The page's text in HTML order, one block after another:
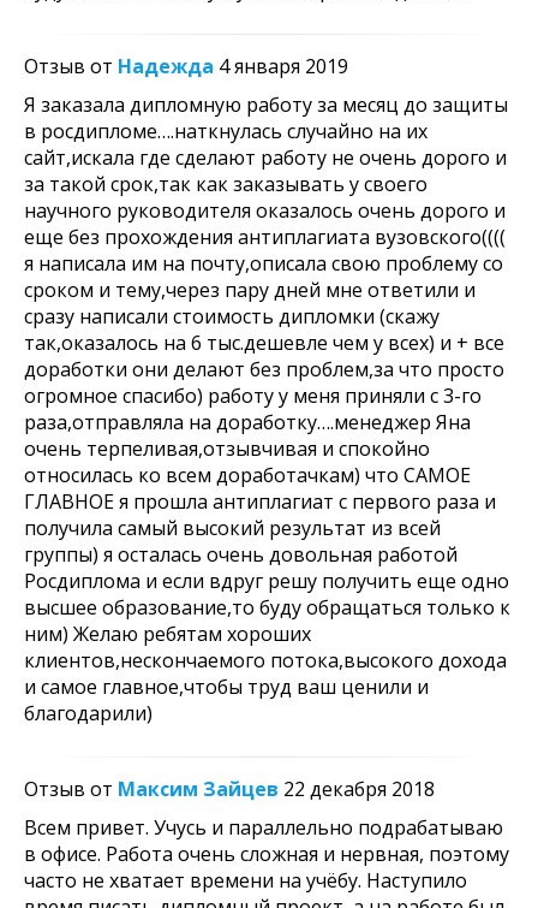
Отзыв от Надежда 4 января 2019
Я заказала дипломную работу за месяц до защиты
в росдипломе….наткнулась случайно на их
сайт,искала где сделают работу не очень дорого и
за такой срок,так как заказывать у своего
научного руководителя оказалось очень дорого и
еще без прохождения антиплагиата вузовского((((
я написала им на почту,описала свою проблему со
сроком и тему,через пару дней мне ответили и
сразу написали стоимость дипломки (скажу
так,оказалось на 6 тыс.дешевле чем у всех) и + все
доработки они делают без проблем,за что просто
огромное спасибо) работу у меня приняли с 3-го
раза,отправляла на доработку….менеджер Яна
очень терпеливая,отзывчивая и спокойно
относилась ко всем доработачкам) что САМОЕ
ГЛАВНОЕ я прошла антиплагиат с первого раза и
получила самый высокий результат из всей
группы) я осталась очень довольная работой
Росдиплома и если вдруг решу получить еще одно
высшее образование,то буду обращаться только к
ним) Желаю ребятам хороших
клиентов,нескончаемого потока,высокого дохода
и самое главное,чтобы труд ваш ценили и
благодарили)
Отзыв от Максим Зайцев 22 декабря 2018
Всем привет. Учусь и параллельно подрабатываю
в офисе. Работа очень сложная и нервная, поэтому
часто не хватает времени на учёбу. Наступило